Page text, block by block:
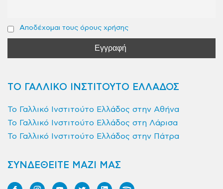
Αποδέχομαι τους όρους χρήσης
ΤΟ ΓΑΛΛΙΚΟ ΙΝΣΤΙΤΟΥΤΟ ΕΛΛΑΔΟΣ
Το Γαλλικό Ινστιτούτο Ελλάδος στην Αθήνα
Το Γαλλικό Ινστιτούτο Ελλάδος στη Λάρισα
Το Γαλλικό Ινστιτούτο Ελλάδος στην Πάτρα
ΣΥΝΔΕΘΕΙΤΕ ΜΑΖΙ ΜΑΣ